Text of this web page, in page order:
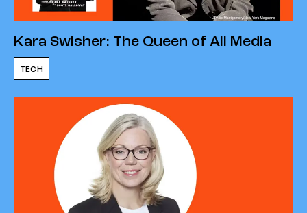
Kara Swisher: The Queen of All Media
TECH